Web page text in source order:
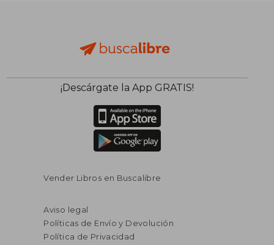
¡Descárgate la App GRATIS!
Vender Libros en Buscalibre
Aviso legal
Políticas de Envío y Devolución
Política de Privacidad